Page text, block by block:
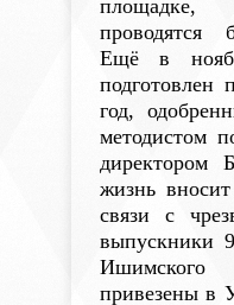
проводятся
Ещё в
подготовлен
год,
методистом
жизнь
связи с
выпускники
привезены в